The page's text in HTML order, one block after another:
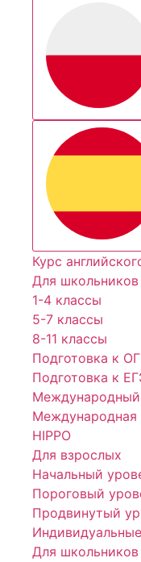
Курс
Для школьников
1-4 классы
5-7 классы
8-11 классы
Подготовка к
Подготовка к
Международный
Международная
HIPPO
Для взрослых
Начальный
Пороговый
Продвинутый
Для школьников